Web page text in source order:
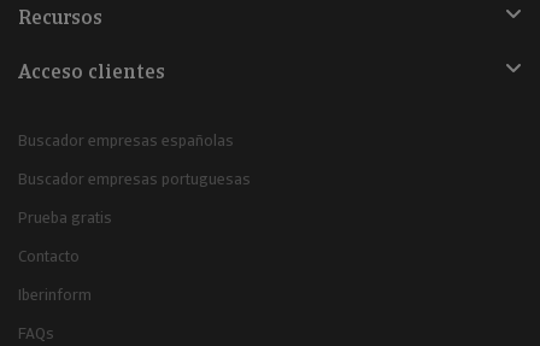
Recursos
Acceso clientes
Buscador empresas españolas
Buscador empresas portuguesas
Prueba gratis
Contacto
Iberinform
FAQs